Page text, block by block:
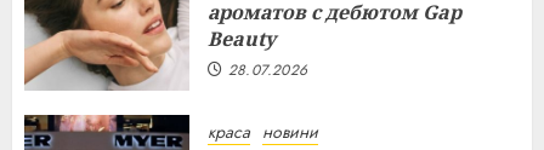
ароматов с дебютом Gap
Beauty
28.07.2026
краса новини